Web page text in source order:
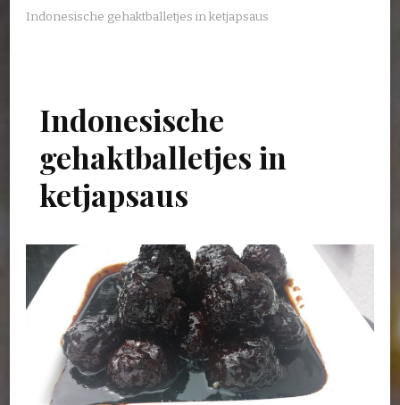
Indonesische gehaktballetjes in ketjapsaus
Indonesische
gehaktballetjes in
ketjapsaus